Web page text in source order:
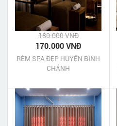
180.000 VNĐ
170.000 VNĐ
RÈM SPA ĐẸP HUYỆN BÌNH
CHÁNH